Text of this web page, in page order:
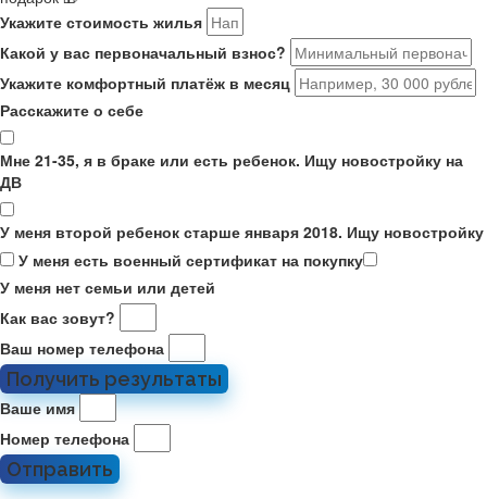
Укажите стоимость жилья
Какой у вас первоначальный взнос?
Укажите комфортный платёж в месяц
Расскажите о себе
Мне 21-35, я в браке или есть ребенок. Ищу новостройку на
ДВ
У меня второй ребенок старше января 2018. Ищу новостройку
У меня есть военный сертификат на покупку
У меня нет семьи или детей
Как вас зовут?
Ваш номер телефона
Получить результаты
Ваше имя
Номер телефона
Отправить